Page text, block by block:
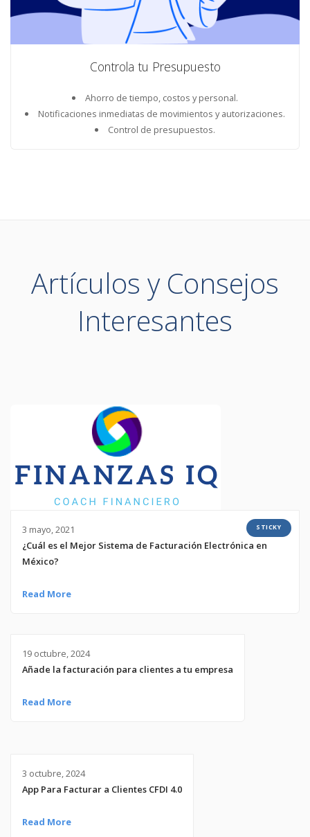
Controla tu Presupuesto
Ahorro de tiempo, costos y personal.
Notificaciones inmediatas de movimientos y autorizaciones.
Control de presupuestos.
Artículos y Consejos
Interesantes
STICKY
3 mayo, 2021
¿Cuál es el Mejor Sistema de Facturación Electrónica en
México?
Read More
19 octubre, 2024
Añade la facturación para clientes a tu empresa
Read More
3 octubre, 2024
App Para Facturar a Clientes CFDI 4.0
Read More